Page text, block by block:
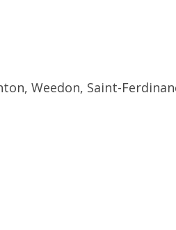
Weedon, Saint-